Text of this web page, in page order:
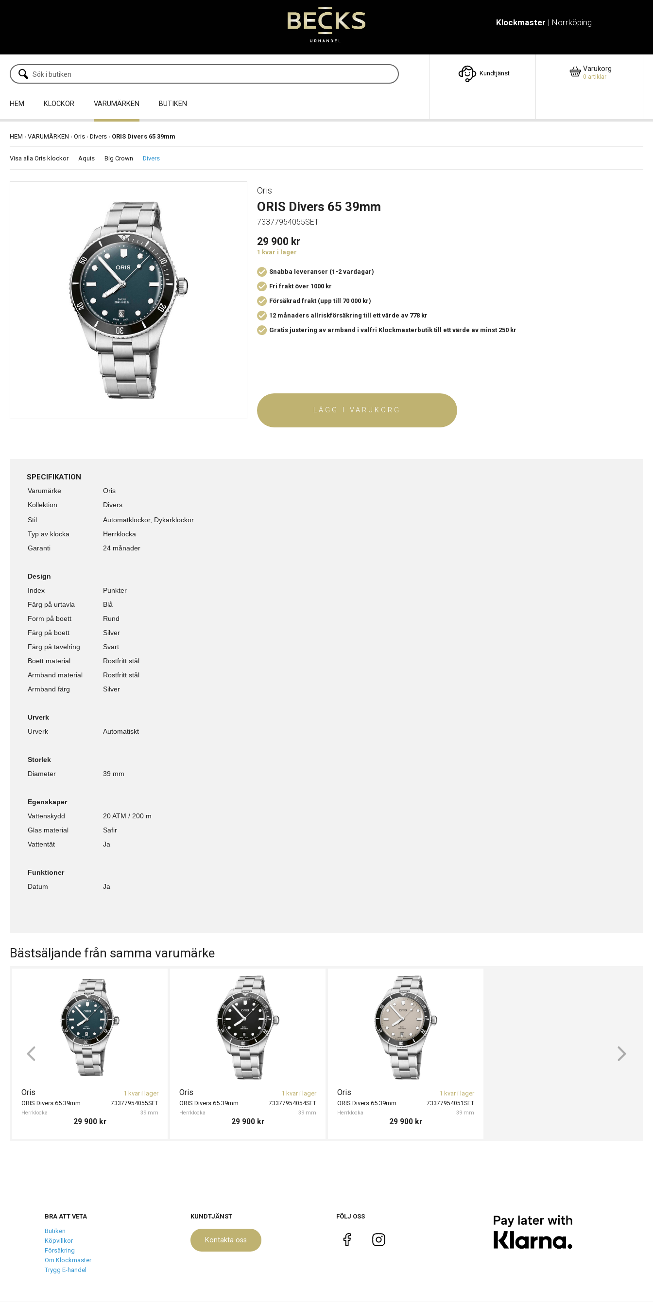
Klockmaster | Norrköping
Kundtjänst
Varukorg
0 artiklar
HEM KLOCKOR VARUMÄRKEN BUTIKEN
HEM › VARUMÄRKEN › Oris › Divers › ORIS Divers 65 39mm
Visa alla Oris klockor Aquis Big Crown Divers
Oris
ORIS Divers 65 39mm
73377954055SET
29 900 kr
1 kvar i lager
Snabba leveranser (1-2 vardagar)
Fri frakt över 1000 kr
Försäkrad frakt (upp till 70 000 kr)
12 månaders allriskförsäkring till ett värde av 778 kr
Gratis justering av armband i valfri Klockmasterbutik till ett värde av minst 250 kr
LÄGG I VARUKORG
SPECIFIKATION
Varumärke
Oris
Kollektion
Divers
Stil
Automatklockor, Dykarklockor
Typ av klocka
Herrklocka
Garanti
24 månader
Design
Index
Punkter
Färg på urtavla
Blå
Form på boett
Rund
Färg på boett
Silver
Färg på tavelring
Svart
Boett material
Rostfritt stål
Armband material
Rostfritt stål
Armband färg
Silver
Urverk
Urverk
Automatiskt
Storlek
Diameter
39 mm
Egenskaper
Vattenskydd
20 ATM / 200 m
Glas material
Safir
Vattentät
Ja
Funktioner
Datum
Ja
Bästsäljande från samma varumärke
73377954055SET
Oris
Herrklocka 39 mm
ORIS Divers 65 39mm
1 kvar i lager
29 900 kr
73377954054SET
Oris
Herrklocka 39 mm
ORIS Divers 65 39mm
1 kvar i lager
29 900 kr
73377954051SET
Oris
Herrklocka 39 mm
ORIS Divers 65 39mm
1 kvar i lager
29 900 kr
BRA ATT VETA
Butiken
Köpvillkor
Försäkring
Om Klockmaster
Trygg E-handel
KUNDTJÄNST
Kontakta oss
FÖLJ OSS